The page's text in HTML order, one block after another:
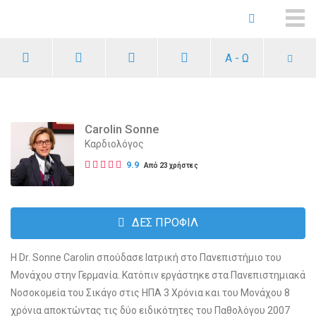
Α - Ω
Carolin Sonne
Καρδιολόγος
9.9 Από 23 χρήστες
ΔΕΣ ΠΡΟΦΙΛ
Η Dr. Sonne Carolin σπούδασε Ιατρική στο Πανεπιστήμιο του
Μονάχου στην Γερμανία. Κατόπιν εργάστηκε στα Πανεπιστημιακά
Νοσοκομεία του Σικάγο στις ΗΠΑ 3 Χρόνια και του Μονάχου 8
χρόνια αποκτώντας τις δύο ειδικότητες του Παθολόγου 2007